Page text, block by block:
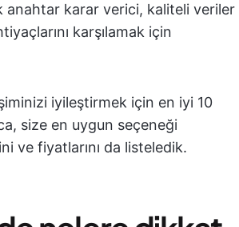
anahtar karar verici, kaliteli veriler
karşılamak için
iyileştirmek için en iyi 10
size en uygun seçeneği
ve fiyatlarını da listeledik.